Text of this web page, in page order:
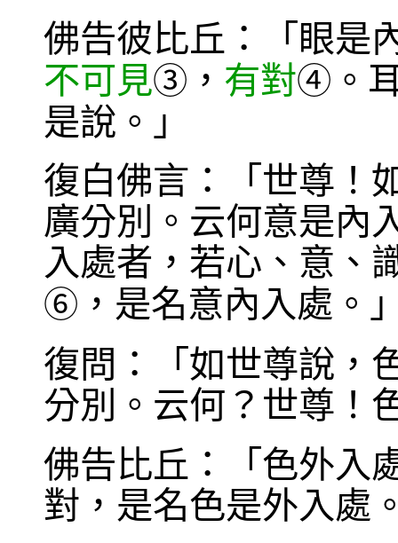
佛告彼比丘：「眼是
不可見③ ， 有對④ 。
是說。」
復白佛言：「世尊！
廣分別。云何意是內
入處者，若心、意、
⑥ ，是名意內入處。
復問：「如世尊說，
分別。云何？世尊！
佛告比丘：「色外入
對，是名色是外入處